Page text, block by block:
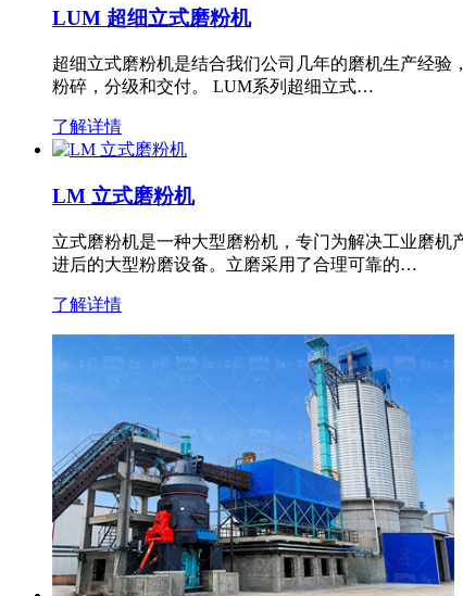
LUM 超细立式磨粉机
超细立式磨粉机是结合我们公司几年的磨机生产经
粉碎，分级和交付。 LUM系列超细立式…
了解详情
LM 立式磨粉机
立式磨粉机是一种大型磨粉机，专门为解决工业磨
进后的大型粉磨设备。立磨采用了合理可靠的…
了解详情